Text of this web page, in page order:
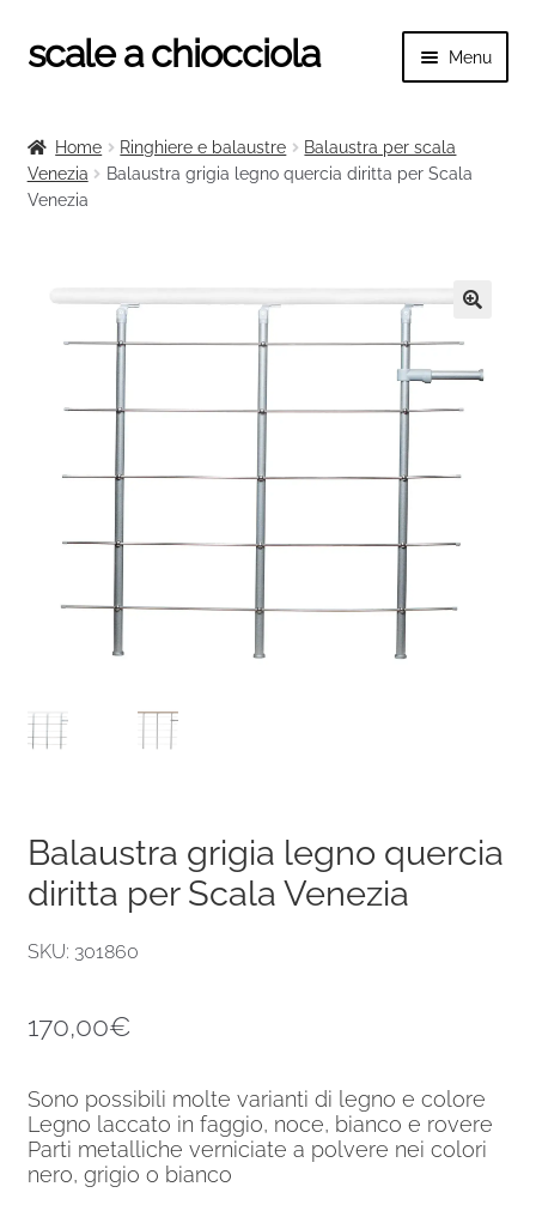
Vai
alla
Vai
al
scale a chiocciola Menu
menu
Tutte le scale
menu
Ringhiere e balaustre
child
Home Ringhiere e balaustre
Balaustra per scala
Venezia
Balaustra grigia legno quercia diritta per Scala
Venezia
Balaustra grigia legno quercia
diritta per Scala Venezia
SKU: 301860
170,00€
Sono possibili molte varianti di legno e colore
Legno laccato in faggio, noce, bianco e rovere
Parti metalliche verniciate a polvere nei colori
nero, grigio o bianco